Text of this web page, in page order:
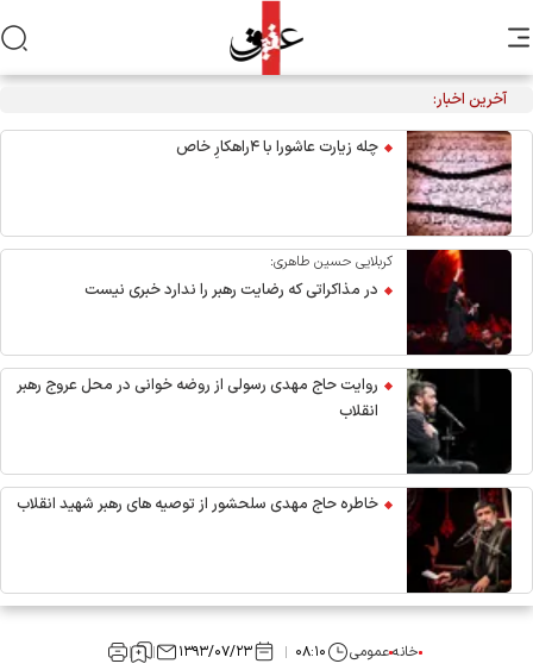
آخرین اخبار: مراسم عزاداری اربعین هیأت‌های دانشجویی در جوار محل شهادت
رهبر انقلاب
چله زیارت عاشورا با ۴راهکارِ خاص
کربلایی حسین طاهری:
در مذاکراتی که رضایت رهبر را ندارد خبری نیست
روایت حاج مهدی رسولی از روضه خوانی در محل عروج رهبر
انقلاب
خاطره حاج مهدی سلحشور از توصیه های رهبر شهید انقلاب
خانهعمومی ۰۸:۱۰ ۱۳۹۳/۰۷/۲۳